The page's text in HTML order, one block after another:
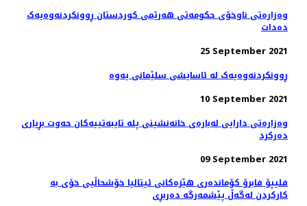
وەزارەتی ناوخۆی حکومەتی هەرێمی کوردستان ڕوونکردنەوەیەک
دەدات
25 September 2021
ڕوونکردنەوەیەک لە ئاسایشی سلێمانی یەوە
10 September 2021
وەزارەتی دارایی لەبارەی خانەنشینی پلە تایبەتییەکان حەوت بڕیاری
دەرکرد
09 September 2021
فلیپۆ فابرۆ کۆماندەری هێزەکانی ئیتالیا خۆشحاڵیی خۆی بە
كاركردن لەگەڵ پێشمەرگە دەربڕی